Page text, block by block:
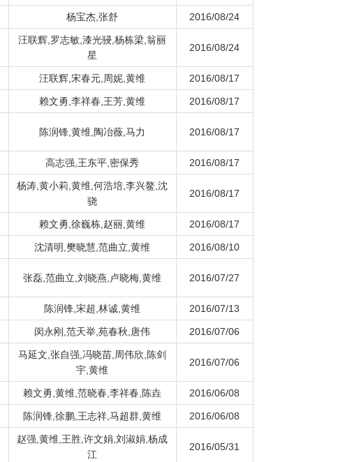
杨宝杰,张舒 2016/08/24
汪联辉,罗志敏,漆光骎,杨栋梁,翁丽
星
2016/08/24
汪联辉,宋春元,周妮,黄维 2016/08/17
赖文勇,李祥春,王芳,黄维 2016/08/17
陈润锋,黄维,陶冶薇,马力 2016/08/17
高志强,王东平,密保秀 2016/08/17
杨涛,黄小莉,黄维,何浩培,李兴鳌,沈
骁
2016/08/17
赖文勇,徐巍栋,赵丽,黄维 2016/08/17
沈清明,樊晓慧,范曲立,黄维 2016/08/10
张磊,范曲立,刘晓燕,卢晓梅,黄维 2016/07/27
陈润锋,宋超,林诚,黄维 2016/07/13
闵永刚,范天举,苑春秋,唐伟 2016/07/06
马延文,张自强,冯晓苗,周伟欣,陈剑
宇,黄维
2016/07/06
赖文勇,黄维,范晓春,李祥春,陈垚 2016/06/08
陈润锋,徐鹏,王志祥,马超群,黄维 2016/06/08
赵强,黄维,王胜,许文娟,刘淑娟,杨成
江
2016/05/31